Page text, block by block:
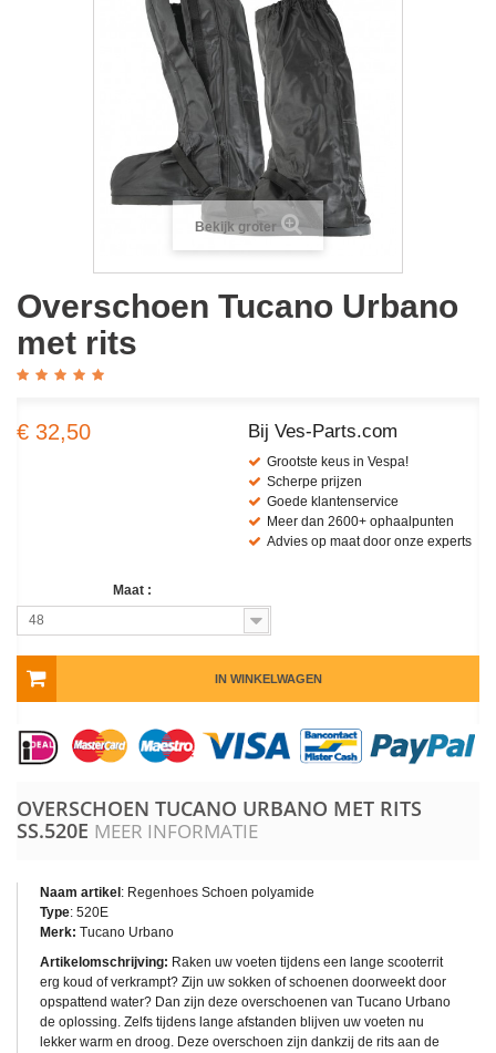
Bekijk groter
Overschoen Tucano Urbano
met rits
€ 32,50 Bij Ves-Parts.com
Grootste keus in Vespa!
Scherpe prijzen
Goede klantenservice
Meer dan 2600+ ophaalpunten
Advies op maat door onze experts
Maat :
48
IN WINKELWAGEN
OVERSCHOEN TUCANO URBANO MET RITS
SS.520E MEER INFORMATIE
Naam artikel : Regenhoes Schoen polyamide
Type: 520E
Merk: Tucano Urbano
Artikelomschrijving: Raken uw voeten tijdens een lange scooterrit
erg koud of verkrampt? Zijn uw sokken of schoenen doorweekt door
opspattend water? Dan zijn deze overschoenen van Tucano Urbano
de oplossing. Zelfs tijdens lange afstanden blijven uw voeten nu
lekker warm en droog. Deze overschoen zijn dankzij de rits aan de